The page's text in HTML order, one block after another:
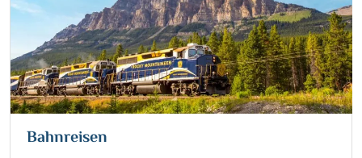
Bahnreisen